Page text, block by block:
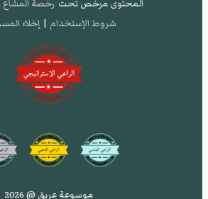
المحتوى مرخص تحت رخصة المشاع
شروط الإستخدام | إخلاء
موسوعة عريق @ 2026